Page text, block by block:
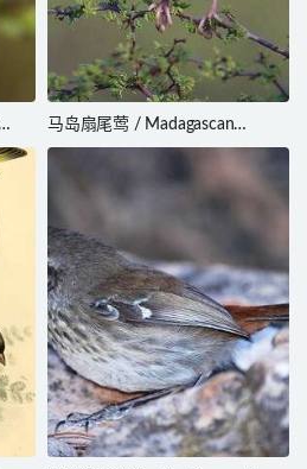
马岛扇尾莺 / Madagascan
Cisticola / Cisticola cherina